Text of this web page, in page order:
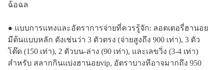
ฉ้อฉล
● แบบการแทงและอัตราการจ่ายที่ควรรู้จัก: ลอตเตอรี่ฮานอย
มีต้นแบบหลัก ดังเช่นว่า 3 ตัวตรง (จ่ายสูงถึง 900 เท่า), 3 ตัว
โต๊ด (150 เท่า), 2 ตัวบน-ล่าง (90 เท่า), และเลขวิ่ง (3-4 เท่า)
สำหรับ สลากกินแบ่งฮานอยvip, อัตราบางทีอาจมากถึง 950